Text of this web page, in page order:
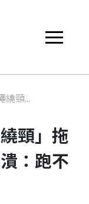
繞頸...
頸」拖
：跑不